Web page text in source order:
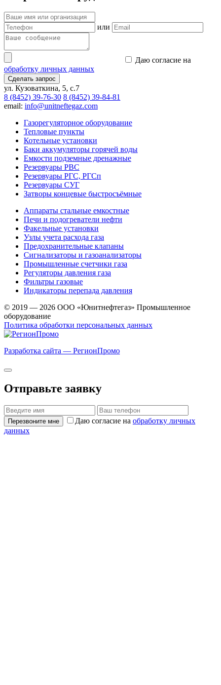
или
Даю согласие на
обработку личных данных
Сделать запрос
ул. Кузоваткина, 5, с.7
8 (8452) 39-76-30 8 (8452) 39-84-81
email: info@unitneftegaz.com
Газорегуляторное оборудование
Тепловые пункты
Котельные установки
Баки аккумуляторы горячей воды
Емкости подземные дренажные
Резервуары РВС
Резервуары РГС, РГСп
Резервуары СУГ
Затворы концевые быстросъёмные
Аппараты стальные емкостные
Печи и подогреватели нефти
Факельные установки
Узлы учета расхода газа
Предохранительные клапаны
Сигнализаторы и газоанализаторы
Промышленные счетчики газа
Регуляторы давления газа
Фильтры газовые
Индикаторы перепада давления
© 2019 — 2026 ООО «Юнитнефтегаз» Промышленное
оборудование
Политика обработки персональных данных
Разработка сайта — РегионПромо
Отправьте заявку
Перезвоните мне Даю согласие на обработку личных
данных